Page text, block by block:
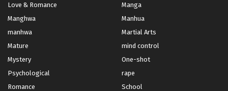
Chapter 49
กันยายน 20, 2023
Chapter 48
กันยายน 20, 2023
กันยายน 20, 2023 กันยายน 20, 2023
Chapter 45
กันยายน 20, 2023 กันยายน 20, 2023
Love & Romance
Manga
Manghwa
Manhua
manhwa
Martial Arts
Mature
mind control
Mystery
One-shot
Psychological
rape
Romance
School